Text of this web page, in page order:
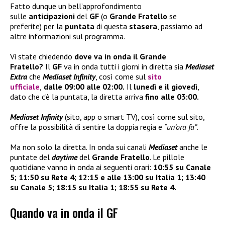
Fatto dunque un bell’approfondimento
sulle anticipazioni del GF (o Grande Fratello se
preferite) per la puntata di questa stasera , passiamo ad
altre informazioni sul programma.
Vi state chiedendo dove va in onda il Grande
Fratello? Il GF va in onda tutti i giorni in diretta sia Mediaset
Extra che Mediaset Infinity, così come sul sito
ufficiale dalle 09:00 alle 02:00. Il lunedì e il giovedì
dato che c’è la puntata, la diretta arriva fino alle 03:00.
Mediaset Infinity(sito, app o smart TV), così come sul sito,
offre la possibilità di sentire la doppia regia e “un’ora fa”.
Ma non solo la diretta. In onda sui canali Mediasetanche le
puntate del daytimedel Grande Fratello. Le pillole
quotidiane vanno in onda ai seguenti orari: 10:55 su Canale
5; 11:50 su Rete 4; 12:15 e alle 13:00 su Italia 1; 13:40
su Canale 5; 18:15 su Italia 1; 18:55 su Rete 4.
Quando va in onda il GF